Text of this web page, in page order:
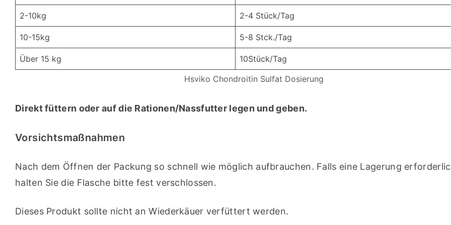
2-10kg 2-4 Stück/Tag
10-15kg 5-8 Stck./Tag
Über 15 kg
10Stück/Tag
Hsviko Chondroitin Sulfat Dosierung
Direkt füttern oder auf die Rationen/Nassfutter legen und geben.
Vorsichtsmaßnahmen
Nach dem Öffnen der Packung so schnell wie möglich aufbrauchen. Falls eine Lagerung
halten Sie die Flasche bitte fest verschlossen.
Dieses Produkt sollte nicht an Wiederkäuer verfüttert werden.